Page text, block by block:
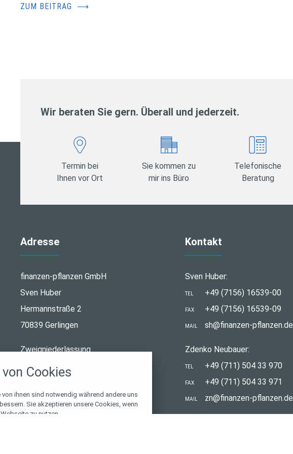
ZUM BEITRAG ⟶
Wir beraten Sie gern. Überall und jederzeit.
Termin bei
Ihnen vor Ort
Sie kommen zu
mir ins Büro
Telefonische
Beratung
Adresse
finanzen-pflanzen GmbH
Sven Huber
Hermannstraße 2
70839 Gerlingen
Zweigniederlassung
Zdenko Neubauer
70771 Leinfelden-Echterdingen
Kontakt
Sven Huber:
TEL +49 (7156) 16539-00
FAX +49 (7156) 16539-09
MAIL sh@finanzen-pflanzen.de
Zdenko Neubauer:
TEL +49 (711) 504 33 970
FAX +49 (711) 504 33 971
MAIL zn@finanzen-pflanzen.de
Cookies
ihnen sind notwendig während andere uns
Sie akzeptieren unsere Cookies, wenn
zu nutzen.
akzeptieren oder zu blockieren.
Notwendig